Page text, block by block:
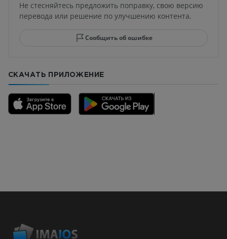
Не стесняйтесь предложить поправку, свою версию
перевода или решение по улучшению контента.
Сообщить об ошибке
СКАЧАТЬ ПРИЛОЖЕНИЕ